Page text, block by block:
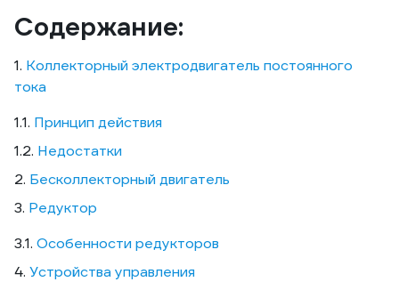
Содержание:
1. Коллекторный электродвигатель постоянного
тока
1.1. Принцип действия
1.2. Недостатки
2. Бесколлекторный двигатель
3. Редуктор
3.1. Особенности редукторов
4. Устройства управления